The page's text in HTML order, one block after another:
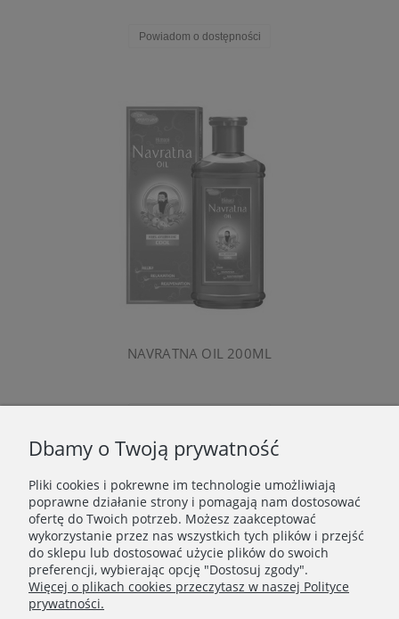
Powiadom o dostępności
NAVRATNA OIL 200ML
WAŻNE INFORMACJE
POLECANE STRONY
Dbamy o Twoją prywatność
Pliki cookies i pokrewne im technologie umożliwiają
poprawne działanie strony i pomagają nam dostosować
ofertę do Twoich potrzeb. Możesz zaakceptować
wykorzystanie przez nas wszystkich tych plików i przejść
do sklepu lub dostosować użycie plików do swoich
preferencji, wybierając opcję "Dostosuj zgody".
Więcej o plikach cookies przeczytasz w naszej Polityce
prywatności.